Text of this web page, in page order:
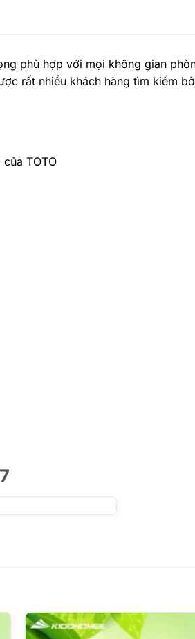
phù hợp với mọi không gian
rất nhiều khách hàng tìm kiếm
TOTO